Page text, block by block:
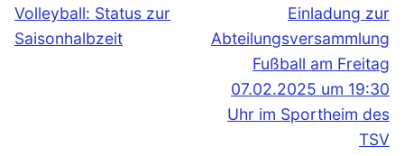
Vorheriger
Beitrag:
Volleyball: Status zur
Saisonhalbzeit
Nächster
Beitrag:
Einladung zur
Abteilungsversammlung
Fußball am Freitag
07.02.2025 um 19:30
Uhr im Sportheim des
TSV